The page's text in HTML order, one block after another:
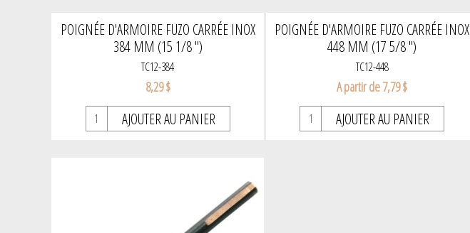
POIGNÉE D'ARMOIRE FUZO CARRÉE INOX
384 MM (15 1/8 ")
TC12-384
8,29 $
AJOUTER AU PANIER
POIGNÉE D'ARMOIRE FUZO CARRÉE INOX
448 MM (17 5/8 ")
TC12-448
A partir de 7,79 $
AJOUTER AU PANIER